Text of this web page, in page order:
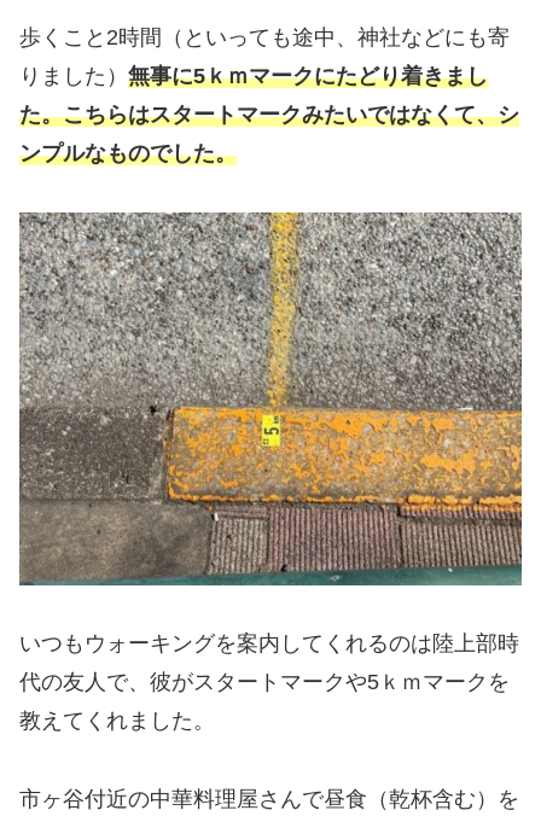
歩くこと2時間（といっても途中、神社などにも寄
りました） 無事に5ｋｍマークにたどり着きまし
た。こちらはスタートマークみたいではなくて、シ
ンプルなものでした。
いつもウォーキングを案内してくれるのは陸上部時
代の友人で、彼がスタートマークや5ｋｍマークを
教えてくれました。
市ヶ谷付近の中華料理屋さんで昼食（乾杯含む）を